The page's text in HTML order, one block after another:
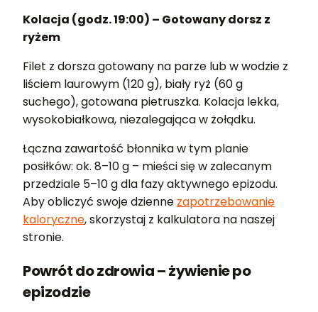
Kolacja (godz. 19:00) – Gotowany dorsz z
ryżem
Filet z dorsza gotowany na parze lub w wodzie z
liściem laurowym (120 g), biały ryż (60 g
suchego), gotowana pietruszka. Kolacja lekka,
wysokobiałkowa, niezalegająca w żołądku.
Łączna zawartość błonnika w tym planie
posiłków: ok. 8–10 g – mieści się w zalecanym
przedziale 5–10 g dla fazy aktywnego epizodu.
Aby obliczyć swoje dzienne zapotrzebowanie
kaloryczne, skorzystaj z kalkulatora na naszej
stronie.
Powrót do zdrowia – żywienie po
epizodzie